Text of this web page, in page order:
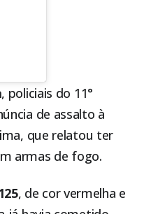
, policiais do 11°
de assalto à
que relatou ter
armas de fogo.
, de cor vermelha e